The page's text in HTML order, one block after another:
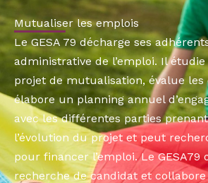
Mutualiser les emplois
Le GESA 79 décharge ses
administrative de l’emploi. Il
projet de mutualisation, évalue
élabore un planning annuel
avec les différentes parties
l’évolution du projet et peut
pour financer l’emploi. Le GESA79
recherche de candidat et